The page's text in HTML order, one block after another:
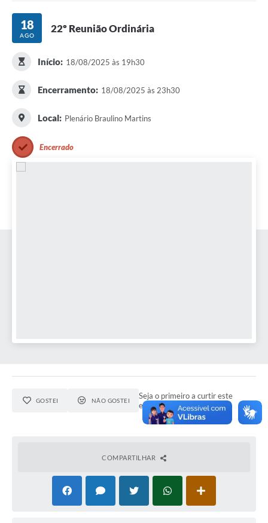
18
AGO
22º Reunião Ordinária
Início: 18/08/2025 às 19h30
Encerramento: 18/08/2025 às 23h30
Local: Plenário Braulino Martins
Encerrado
GOSTEI NÃO GOSTEI
Seja o primeiro a curtir este
evento.
COMPARTILHAR